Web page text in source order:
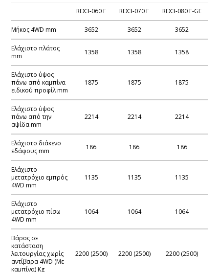
REX3-060 F REX3-070 F REX3-080 F-GE
Μήκος 4WD mm 3652 3652 3652
Ελάχιστο πλάτος
mm
1358 1358 1358
Ελάχιστο ύψος
πάνω από καμπίνα
ειδικού προφίλ mm
1875 1875 1875
Ελάχιστο ύψος
πάνω από την
αψίδα mm
2214 2214 2214
Ελάχιστο διάκενο
εδάφους mm
186 186 186
Ελάχιστο
μετατρόχιο εμπρός
4WD mm
1135 1135 1135
Ελάχιστο
μετατρόχιο πίσω
4WD mm
1064 1064 1064
Βάρος σε
κατάσταση
λειτουργίας χωρίς
αντίβαρα 4WD (Με
καμπίνα) Kg
2200 (2500) 2200 (2500) 2200 (2500)